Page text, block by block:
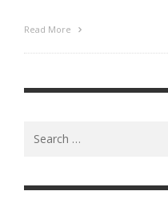
Read More